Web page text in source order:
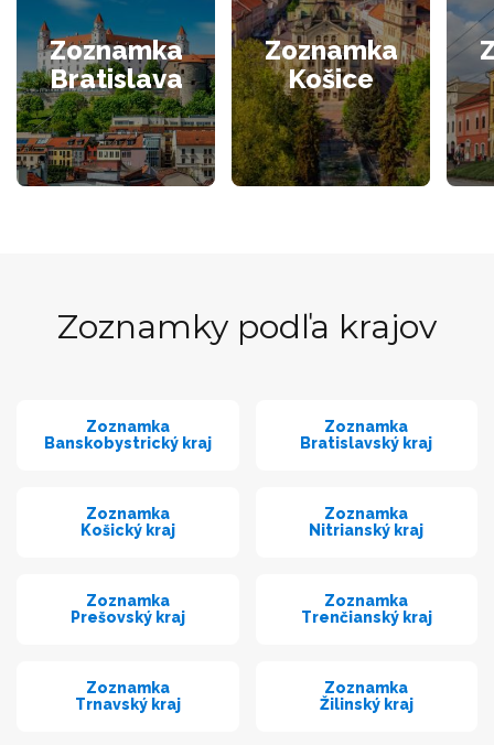
Zoznamka
Bratislava
Zoznamka
Košice
Zoznamky podľa krajov
Zoznamka
Banskobystrický kraj
Zoznamka
Bratislavský kraj
Zoznamka
Košický kraj
Zoznamka
Nitrianský kraj
Zoznamka
Prešovský kraj
Zoznamka
Trenčianský kraj
Zoznamka
Trnavský kraj
Zoznamka
Žilinský kraj